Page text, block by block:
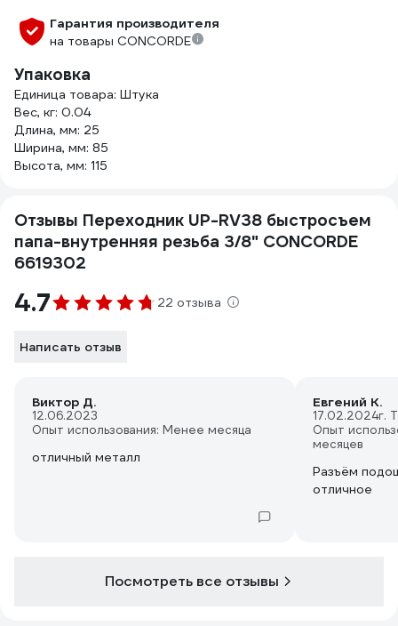
Гарантия производителя
на товары CONCORDE
Упаковка
Единица товара: Штука
Вес, кг: 0.04
Длина, мм: 25
Ширина, мм: 85
Высота, мм: 115
Отзывы Переходник UP-RV38 быстросъем
папа-внутренняя резьба 3/8" CONCORDE
6619302
4.7 22 отзыва
Написать отзыв
Виктор Д.
12.06.2023
Опыт использования: Менее месяца
отличный металл
Евгений К.
17.02.2024г.
Опыт
месяцев
Разъём
отличное
Посмотреть все отзывы